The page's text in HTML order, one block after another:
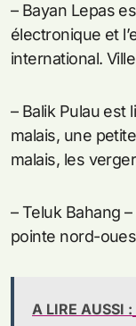
– Bayan Lepas
électronique et
international.
– Balik Pulau est
malais, une
malais, les
– Teluk Bahang
pointe nord-
A LIRE AUSSI :